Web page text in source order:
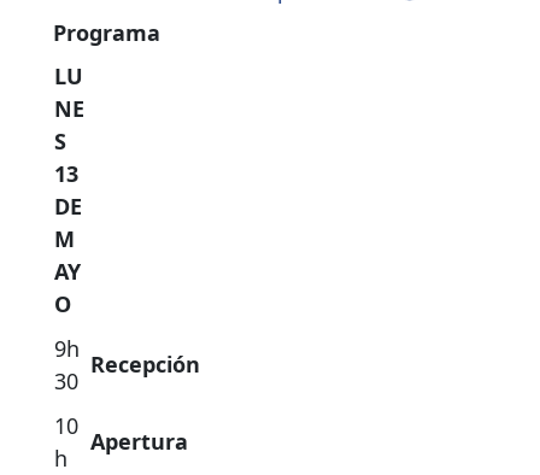
Programa
LU
NE
S
13
DE
M
AY
O
9h
30
Recepción
10
h
Apertura